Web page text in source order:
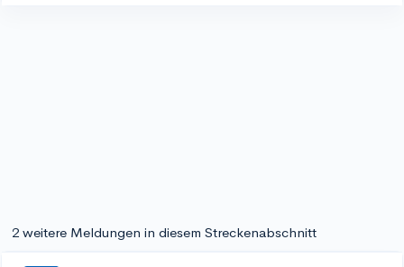
2 weitere Meldungen in diesem Streckenabschnitt